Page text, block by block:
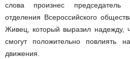
слова произнес председатель
отделения Всероссийского
Живец, который выразил надежду,
смогут положительно повлиять
движения.